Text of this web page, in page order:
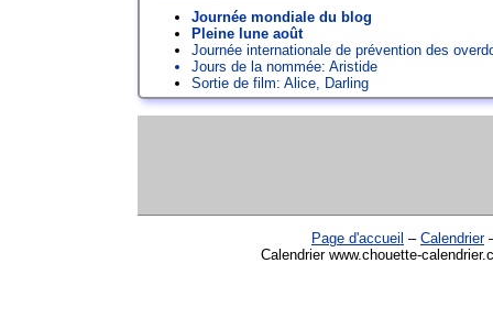
Journée mondiale du blog
Pleine lune août
Journée internationale de prévention des
Jours de la nommée: Aristide
Sortie de film: Alice, Darling
Page d'accueil – Calendrier
Calendrier www.chouette-